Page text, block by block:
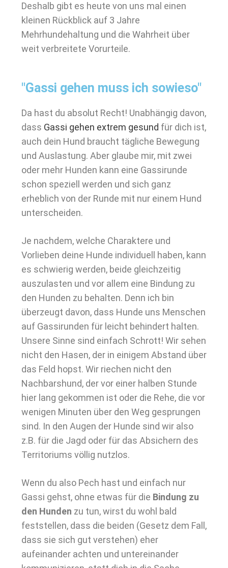
Deshalb gibt es heute von uns mal einen
kleinen Rückblick auf 3 Jahre
Mehrhundehaltung und die Wahrheit über
weit verbreitete Vorurteile.
"Gassi gehen muss ich sowieso"
Da hast du absolut Recht! Unabhängig davon,
dass Gassi gehen extrem gesund für dich ist,
auch dein Hund braucht tägliche Bewegung
und Auslastung. Aber glaube mir, mit zwei
oder mehr Hunden kann eine Gassirunde
schon speziell werden und sich ganz
erheblich von der Runde mit nur einem Hund
unterscheiden.
Je nachdem, welche Charaktere und
Vorlieben deine Hunde individuell haben, kann
es schwierig werden, beide gleichzeitig
auszulasten und vor allem eine Bindung zu
den Hunden zu behalten. Denn ich bin
überzeugt davon, dass Hunde uns Menschen
auf Gassirunden für leicht behindert halten.
Unsere Sinne sind einfach Schrott! Wir sehen
nicht den Hasen, der in einigem Abstand über
das Feld hopst. Wir riechen nicht den
Nachbarshund, der vor einer halben Stunde
hier lang gekommen ist oder die Rehe, die vor
wenigen Minuten über den Weg gesprungen
sind. In den Augen der Hunde sind wir also
z.B. für die Jagd oder für das Absichern des
Territoriums völlig nutzlos.
Wenn du also Pech hast und einfach nur
Gassi gehst, ohne etwas für die Bindung zu
den Hunden zu tun, wirst du wohl bald
feststellen, dass die beiden (Gesetz dem Fall,
dass sie sich gut verstehen) eher
aufeinander achten und untereinander